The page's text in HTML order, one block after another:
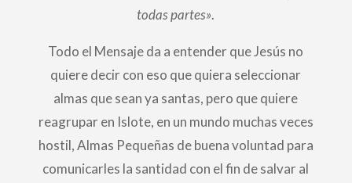
todas partes».
Todo el Mensaje da a entender que Jesús no
quiere decir con eso que quiera seleccionar
almas que sean ya santas, pero que quiere
reagrupar en Islote, en un mundo muchas veces
hostil, Almas Pequeñas de buena voluntad para
comunicarles la santidad con el fin de salvar al